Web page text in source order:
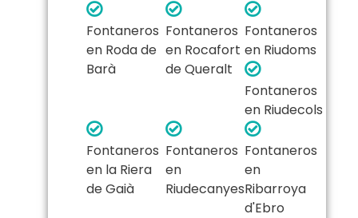
Fontaneros
en Roda de
Barà
Fontaneros
en Rocafort
de Queralt
Fontaneros
en Riudoms
Fontaneros
en Riudecols
Fontaneros
en la Riera
de Gaià
Fontaneros
en
Riudecanyes
Fontaneros
en
Ribarroya
d'Ebro